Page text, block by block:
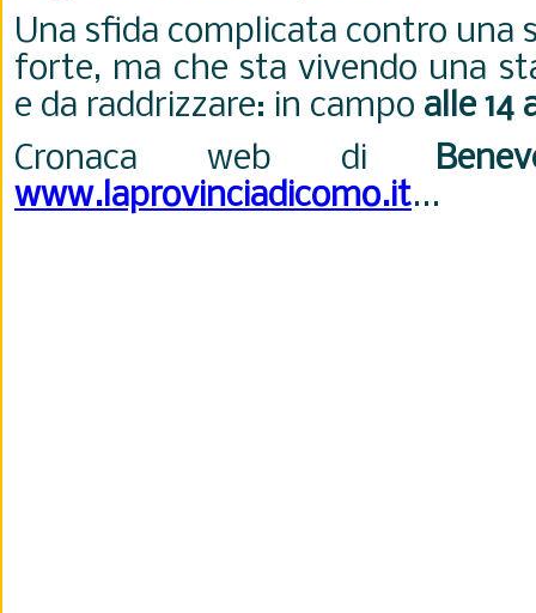
Una sfida complicata contro una
forte, ma che sta vivendo una
e da raddrizzare: in campo alle 14
Cronaca web di
www.laprovinciadicomo.it...